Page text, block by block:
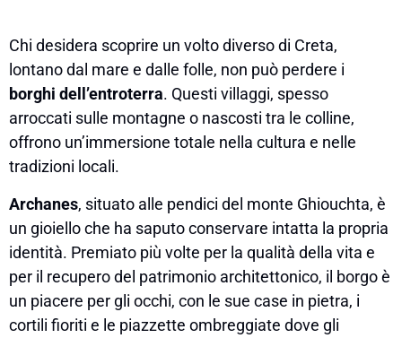
Chi desidera scoprire un volto diverso di Creta,
lontano dal mare e dalle folle, non può perdere i
borghi dell’entroterra. Questi villaggi, spesso
arroccati sulle montagne o nascosti tra le colline,
offrono un’immersione totale nella cultura e nelle
tradizioni locali.
Archanes, situato alle pendici del monte Ghiouchta, è
un gioiello che ha saputo conservare intatta la propria
identità. Premiato più volte per la qualità della vita e
per il recupero del patrimonio architettonico, il borgo è
un piacere per gli occhi, con le sue case in pietra, i
cortili fioriti e le piazzette ombreggiate dove gli